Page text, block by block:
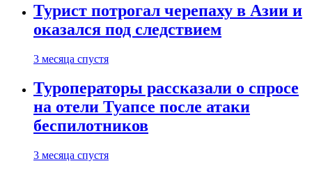
Турист потрогал черепаху в Азии и
оказался под следствием
3 месяца спустя
Туроператоры рассказали о спросе
на отели Туапсе после атаки
беспилотников
3 месяца спустя